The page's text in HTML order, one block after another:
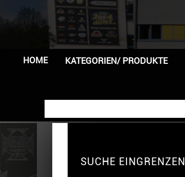
HOME KATEGORIEN/ PRODUKTE
SUCHE EINGRENZEN